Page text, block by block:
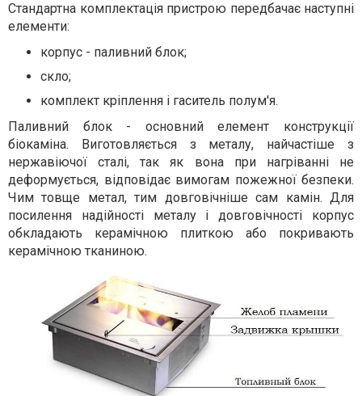
Стандартна комплектація пристрою передбачає наступні
елементи:
корпус - паливний блок;
скло;
комплект кріплення і гаситель полум'я.
Паливний блок - основний елемент конструкції
біокаміна. Виготовляється з металу, найчастіше з
нержавіючої сталі, так як вона при нагріванні не
деформується, відповідає вимогам пожежної безпеки.
Чим товще метал, тим довговічніше сам камін. Для
посилення надійності металу і довговічності корпус
обкладають керамічною плиткою або покривають
керамічною тканиною.